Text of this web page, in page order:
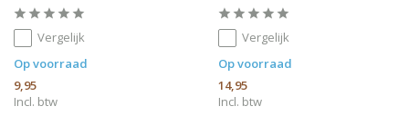
Vergelijk
Op voorraad
9,95
Incl. btw
Vergelijk
Op voorraad
14,95
Incl. btw